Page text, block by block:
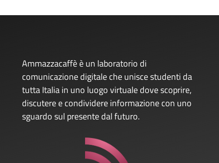
Ammazzacaffè è un laboratorio di
comunicazione digitale che unisce studenti da
tutta Italia in uno luogo virtuale dove scoprire,
discutere e condividere informazione con uno
sguardo sul presente dal futuro.